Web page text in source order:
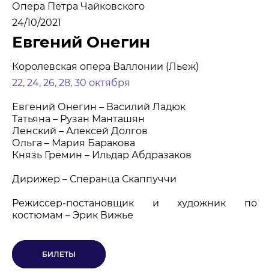
+7 (915) 490-33-00
info@iafoundation.ru
109544, Россия, г. Москва, ул. Школьная, 27 стр. 1
Опера Петра Чайковского
24/10/2021
Евгений Онегин
Королевская опера Валлонии (Льеж)
22, 24, 26, 28, 30 октября
Евгений Онегин – Василий Ладюк
Татьяна – Рузан Манташян
Ленский – Алексей Долгов
Ольга – Мария Баракова
Князь Гремин – Ильдар Абдразаков
Дирижер – Сперанца Скаппуччи
Режиссер-постановщик и художник по
костюмам – Эрик Вижье
БИЛЕТЫ